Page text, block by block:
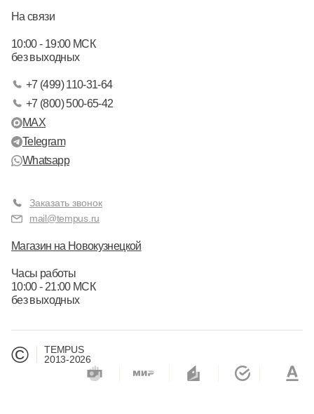
На связи
10:00 - 19:00 МСК
без выходных
+7 (499) 110-31-64
+7 (800) 500-65-42
MAX
Telegram
Whatsapp
Заказать звонок
mail@tempus.ru
Магазин на Новокузнецкой
Часы работы
10:00 - 21:00 МСК
без выходных
©
TEMPUS
2013-2026